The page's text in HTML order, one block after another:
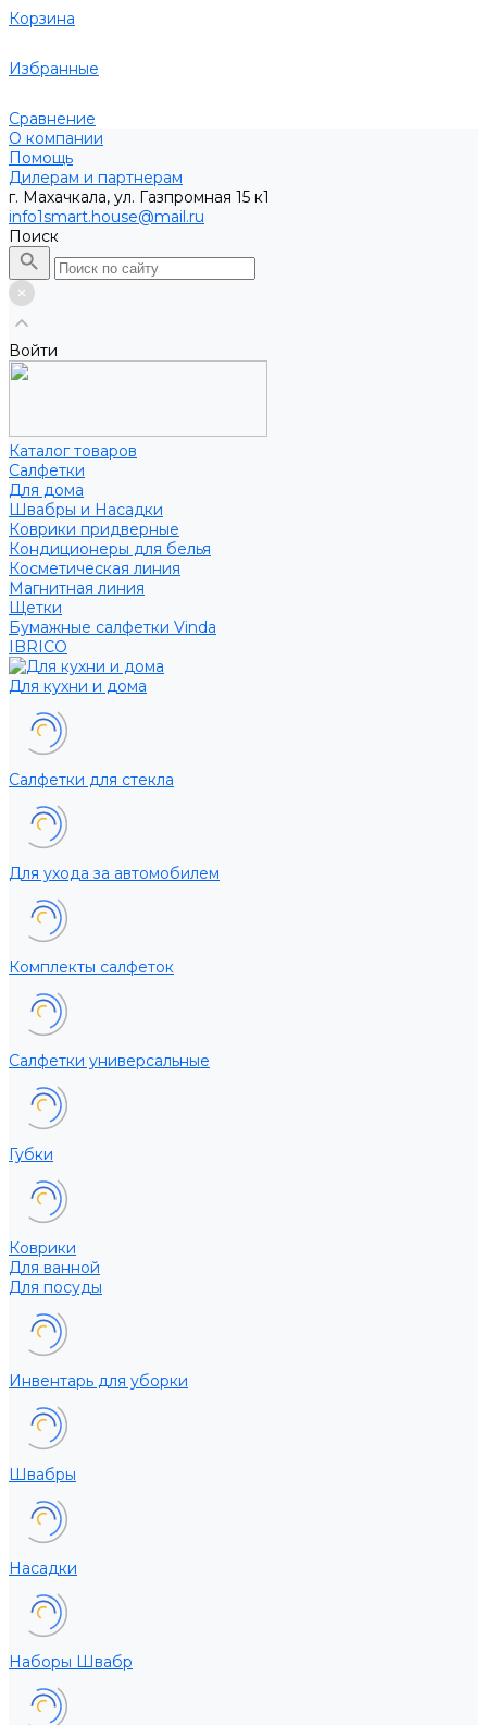
Корзина
Избранные
Сравнение
О компании
Помощь
Дилерам и партнерам
г. Махачкала, ул. Газпромная 15 к1
info1smart.house@mail.ru
Поиск
Войти
Каталог товаров
Салфетки
Для дома
Швабры и Насадки
Коврики придверные
Кондиционеры для белья
Косметическая линия
Магнитная линия
Щетки
Бумажные салфетки Vinda
IBRICO
Для кухни и дома
Салфетки для стекла
Для ухода за автомобилем
Комплекты салфеток
Салфетки универсальные
Губки
Коврики
Для ванной
Для посуды
Инвентарь для уборки
Швабры
Насадки
Наборы Швабр